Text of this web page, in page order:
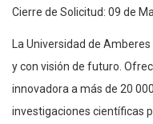
Cierre de Solicitud: 09 de
La Universidad de
y con visión de futuro.
innovadora a más de 20
investigaciones científicas